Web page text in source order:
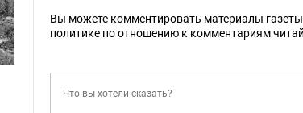
Вы можете комментировать материалы
политике по отношению к комментариям